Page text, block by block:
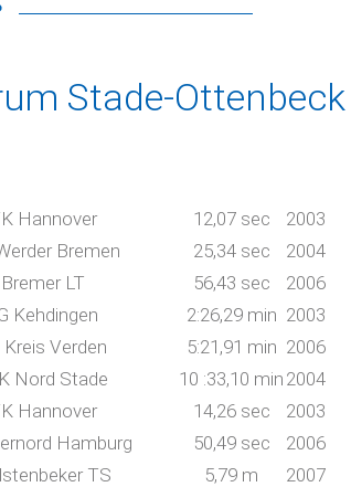
Stade-Ottenbeck
Hannover 12,07 sec
2003
Bremen 25,34 sec
2004
Bremer LT 56,43 sec
2006
Kehdingen 2:26,29 min 2003
Kreis Verden 5:21,91 min 2006
Nord Stade 10 :33,10 min 2004
Hannover 14,26 sec
2003
Hamburg 50,49 sec
2006
TS 5,79 m
2007